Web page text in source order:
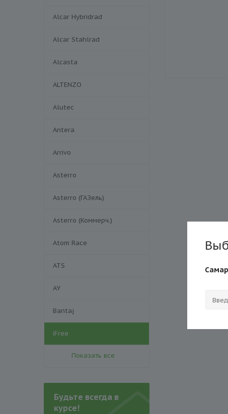
Alcar Hybridrad
Alcar Stahlrad
Alcasta
ALTENZO
Alutec
Antera
Arrivo
Asterro
Asterro (ГАЗель)
Asterro (Коммерч.)
Atom Race
ATS
AY
Bantaj
iFree
Показать все
Будьте всегда в
курсе!